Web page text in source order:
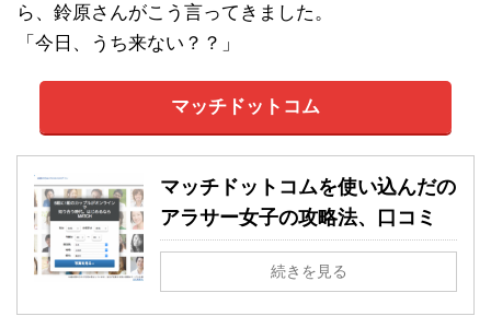
ら、鈴原さんがこう言ってきました。
「今日、うち来ない？？」
マッチドットコム
マッチドットコムを使い込んだの
アラサー女子の攻略法、口コミ
続きを見る